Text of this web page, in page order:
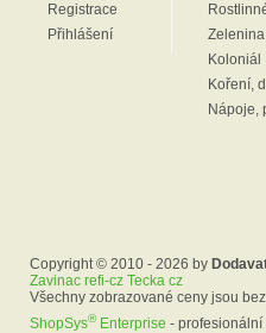
Registrace
Přihlášení
Koloniál
Koření,
Nápoje,
Copyright © 2010 - 2026 by
Zavinac refi-cz Tecka cz
Všechny zobrazované ceny jsou
ShopSys®Enterprise - profesionální